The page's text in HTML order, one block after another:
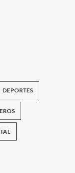
DEPORTES